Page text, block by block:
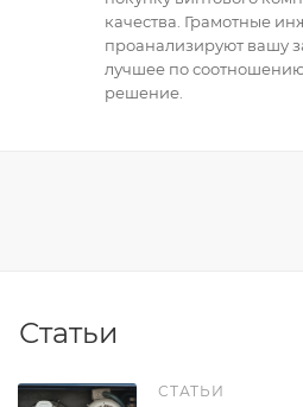
качества. Грамотные
проанализируют вашу
лучшее по
решение.
Статьи
СТАТЬИ